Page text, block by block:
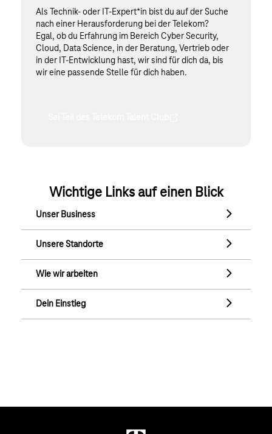
Als Technik- oder IT-Expert*in bist du auf der Suche
nach einer Herausforderung bei der Telekom?
Egal, ob du Erfahrung im Bereich Cyber Security,
Cloud, Data Science, in der Beratung, Vertrieb oder
in der IT-Entwicklung hast, wir sind für dich da, bis
wir eine passende Stelle für dich haben.
Wichtige Links auf einen Blick
Unser Business
Unser Business
Unsere Standorte
Unsere Standorte
Wie wir arbeiten
Wie wir arbeiten
Dein Einstieg
Dein Einstieg